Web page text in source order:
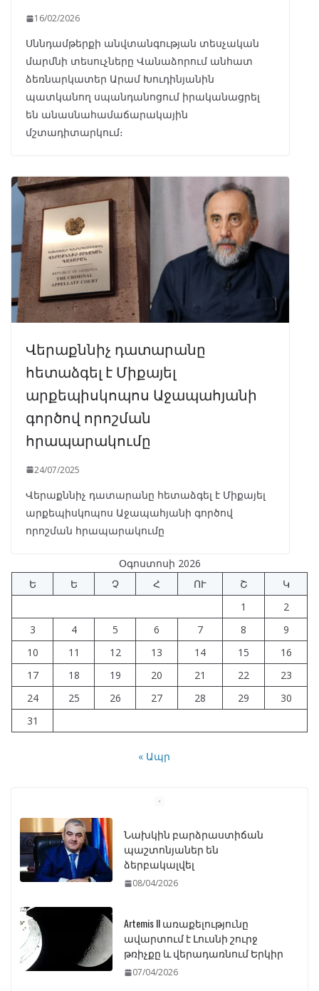
16/02/2026
Սննդամթերքի անվտանգության տեսչական
մարմնի տեսուչները Վանաձորում անհատ
ձեռնարկատեր Արամ Խուդինյանին
պատկանող սպանդանոցում իրականացրել
են անասնահամաճարակային
մշտադիտարկում։
Վերաքննիչ դատարանը
հետաձգել է Միքայել
արքեպիսկոպոս Աջապահյանի
գործով որոշման
հրապարակումը
24/07/2025
Վերաքննիչ դատարանը հետաձգել է Միքայել
արքեպիսկոպոս Աջապահյանի գործով
որոշման հրապարակումը
Օգոստոսի 2026
Ե
Ե Չ Հ ՈՒ Շ
Կ
1
2
3
4 5 6 7 8
9
10
11 12 13 14 15
16
17
18 19 20 21 22
23
24
25 26 27 28 29
30
31
« Ապր
Նախկին բարձրաստիճան
ձերբակալվել
08/04/2026
Artemis II առաքելությունը
թռիչքը և վերադառնում Երկիր
07/04/2026
ԱԺ–ում առաջին ընթերցմամբ